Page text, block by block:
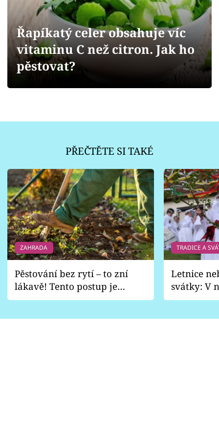
Přihlášení
Sledujte nás
Řapíkatý celer obsahuje víc
vitaminu C než citron. Jak ho
pěstovat?
PŘEČTĚTE SI TAKÉ
ZAHRADA
Pěstování bez rytí – to zní
lákavě! Tento postup je
vhodný jen pro některé
TRADICE A
Letnice
svátky: V
pondělí